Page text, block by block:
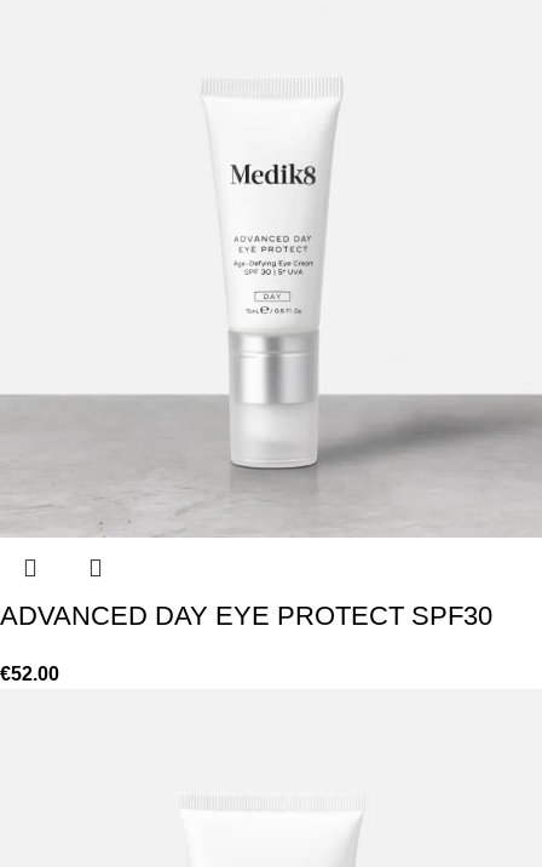
ADVANCED DAY EYE PROTECT SPF30
€52.00